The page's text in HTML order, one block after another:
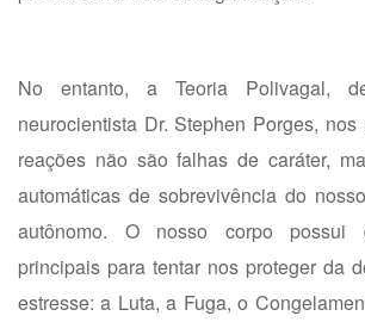
No entanto, a Teoria Polivagal,
neurocientista Dr. Stephen Porges,
reações não são falhas de caráter,
automáticas de sobrevivência do
autônomo. O nosso corpo possui
principais para tentar nos proteger da
estresse: a Luta, a Fuga, o